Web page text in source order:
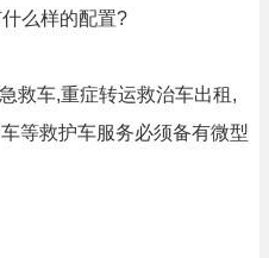
么样的配置?
救车,重症转运救治车出租,
等救护车服务必须备有微型